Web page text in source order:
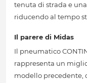
tenuta di strada e
riducendo al tempo
Il parere di Midas
Il pneumatico
rappresenta un
modello precedente,